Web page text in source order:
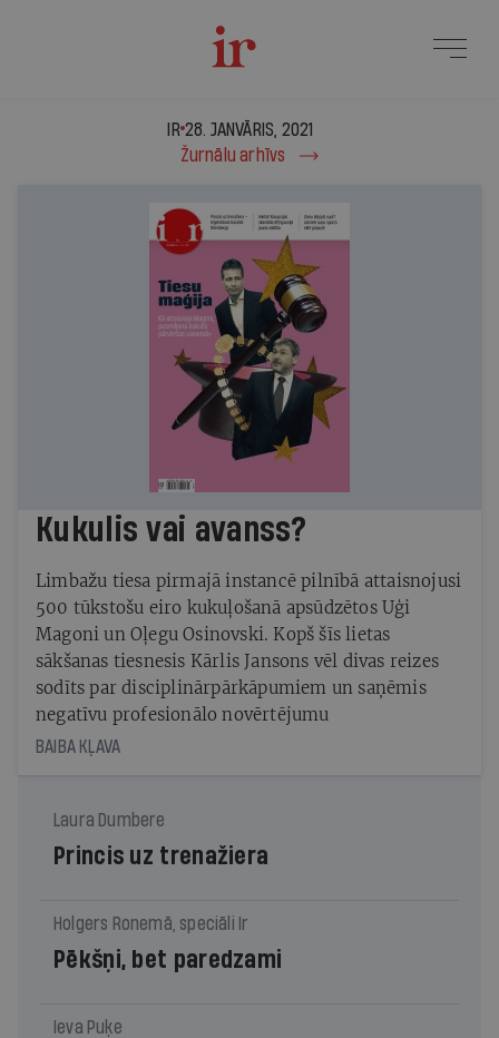
IR - 28. janvāris, 2021
IR 28. JANVĀRIS, 2021
Žurnālu arhīvs
Kukulis vai avanss?
Limbažu tiesa pirmajā instancē pilnībā attaisnojusi
500 tūkstošu eiro kukuļošanā apsūdzētos Uģi
Magoni un Oļegu Osinovski. Kopš šīs lietas
sākšanas tiesnesis Kārlis Jansons vēl divas reizes
sodīts par disciplinārpārkāpumiem un saņēmis
negatīvu profesionālo novērtējumu
BAIBA KĻAVA
Laura Dumbere
Princis uz trenažiera
Holgers Ronemā, speciāli Ir
Pēkšņi, bet paredzami
Ieva Puķe